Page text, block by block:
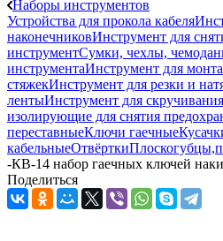
Наборы инструментов
Устройства для прокола кабеля
наконечниковИнструмент для
инструментСумки, чехлы,
инструментаИнструмент для
стяжекИнструмент для резки и
лентыИнструмент для
изолирующие для снятия
переставныеКлючи гаечные
кабельныеОтвёртки
-КВ-14 набор гаечных ключей
Поделиться